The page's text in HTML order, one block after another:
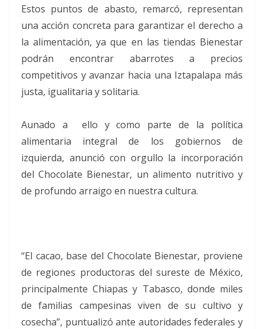
Estos puntos de abasto, remarcó, representan
una acción concreta para garantizar el derecho a
la alimentación, ya que en las tiendas Bienestar
podrán encontrar abarrotes a precios
competitivos y avanzar hacia una Iztapalapa más
justa, igualitaria y solitaria.
Aunado a ello y como parte de la política
alimentaria integral de los gobiernos de
izquierda, anunció con orgullo la incorporación
del Chocolate Bienestar, un alimento nutritivo y
de profundo arraigo en nuestra cultura.
“El cacao, base del Chocolate Bienestar, proviene
de regiones productoras del sureste de México,
principalmente Chiapas y Tabasco, donde miles
de familias campesinas viven de su cultivo y
cosecha”, puntualizó ante autoridades federales y